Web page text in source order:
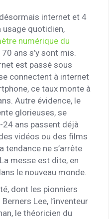
internet et 4
usage quotidien,
numérique du
ans s’y sont mis.
est passé sous
connectent à internet
ce taux monte à
Autre évidence, le
glorieuses, se
24 ans passent déjà
vidéos ou des films
tendance ne s’arrête
messe est dite, en
le nouveau monde.
dont les pionniers
Lee, l’inventeur
le théoricien du